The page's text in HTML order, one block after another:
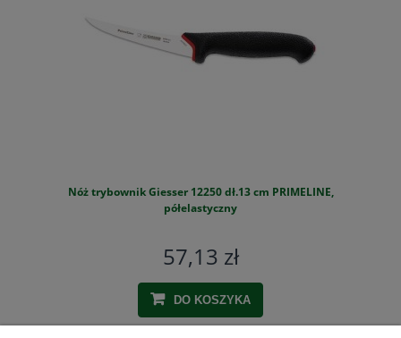
Nóż trybownik Giesser 12250 dł.13 cm PRIMELINE,
półelastyczny
57,13 zł
DO KOSZYKA